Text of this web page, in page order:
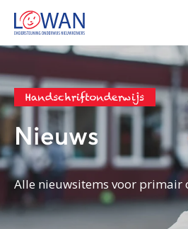
Handschriftonderwijs
Nieuws
Alle nieuwsitems voor primair